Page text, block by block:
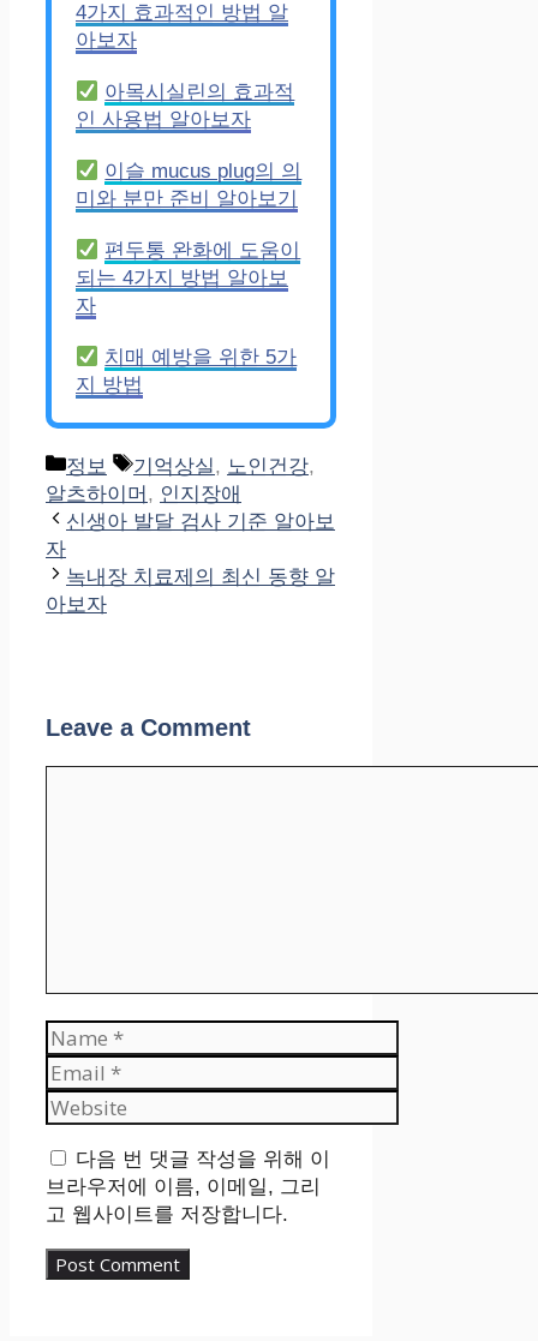
4가지 효과적인 방법 알
아보자
아목시실린의 효과적
인 사용법 알아보자
이슬 mucus plug의 의
미와 분만 준비 알아보기
편두통 완화에 도움이
되는 4가지 방법 알아보
자
치매 예방을 위한 5가
지 방법
Categories
정보 Tags
기억상실, 노인건강,
알츠하이머 , 인지장애
신생아 발달 검사 기준 알아보
자
녹내장 치료제의 최신 동향 알
아보자
Leave a Comment
Name
Email
Website
다음 번 댓글 작성을 위해 이
브라우저에 이름, 이메일, 그리
고 웹사이트를 저장합니다.